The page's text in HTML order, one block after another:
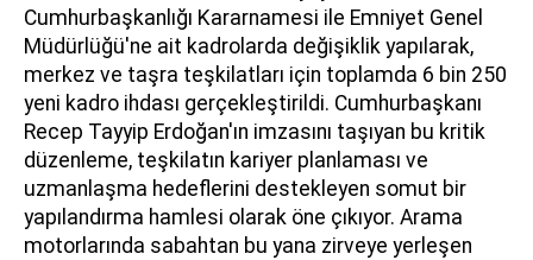
Cumhurbaşkanlığı Kararnamesi ile Emniyet Genel
Müdürlüğü'ne ait kadrolarda değişiklik yapılarak,
merkez ve taşra teşkilatları için toplamda 6 bin 250
yeni kadro ihdası gerçekleştirildi. Cumhurbaşkanı
Recep Tayyip Erdoğan'ın imzasını taşıyan bu kritik
düzenleme, teşkilatın kariyer planlaması ve
uzmanlaşma hedeflerini destekleyen somut bir
yapılandırma hamlesi olarak öne çıkıyor. Arama
motorlarında sabahtan bu yana zirveye yerleşen